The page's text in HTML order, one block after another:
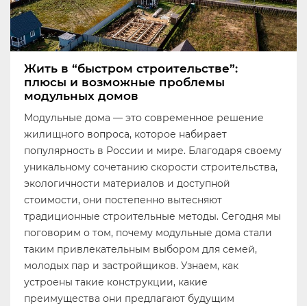
Жить в “быстром строительстве”:
плюсы и возможные проблемы
модульных домов
Модульные дома — это современное решение
жилищного вопроса, которое набирает
популярность в России и мире. Благодаря своему
уникальному сочетанию скорости строительства,
экологичности материалов и доступной
стоимости, они постепенно вытесняют
традиционные строительные методы. Сегодня мы
поговорим о том, почему модульные дома стали
таким привлекательным выбором для семей,
молодых пар и застройщиков. Узнаем, как
устроены такие конструкции, какие
преимущества они предлагают будущим